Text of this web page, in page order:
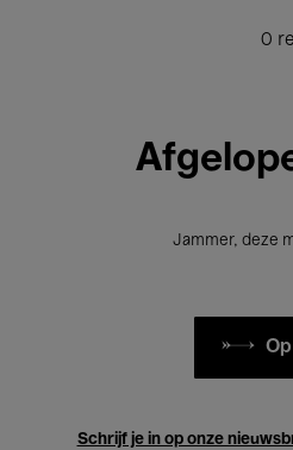
0
Jammer, deze
Schrijf je in op onze